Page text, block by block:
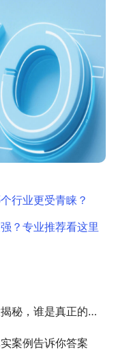
行业更受青睐？
？专业推荐看这里
真正的行业佼佼者？
案例告诉你答案